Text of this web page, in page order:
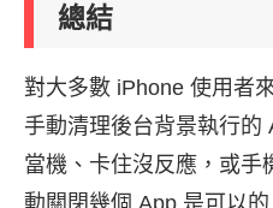
總結
對大多數 iPhone 使用者
手動清理後台背景執行的
當機、卡住沒反應，或手
動關閉幾個 App 是可以